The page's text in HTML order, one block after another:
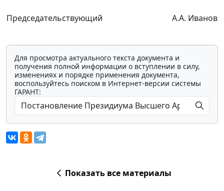
Председательствующий А.А. Иванов
Для просмотра актуального текста документа и
получения полной информации о вступлении в силу,
изменениях и порядке применения документа,
воспользуйтесь поиском в Интернет-версии системы
ГАРАНТ:
Показать все материалы